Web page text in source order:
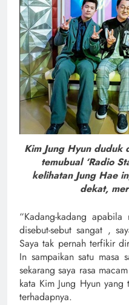
Kim Jung Hyun duduk
temubual ‘Radio
kelihatan Jung Hae
dekat,
“Kadang-kadang
disebut-sebut sangat ,
Saya tak pernah terfikir
In sampaikan satu masa
sekarang saya rasa
kata Kim Jung Hyun
terhadapnya.